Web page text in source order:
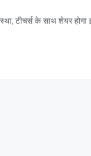
टीचर्स के साथ शेयर होगा